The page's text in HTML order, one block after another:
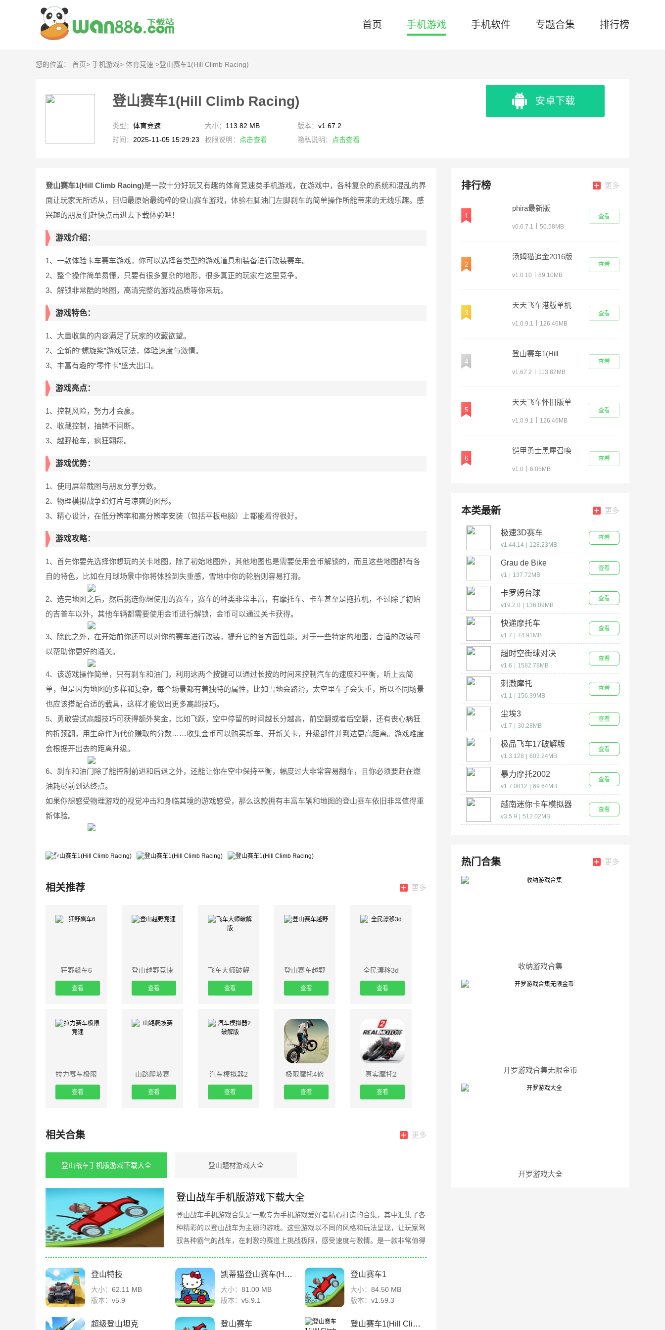
首页 手机游戏 手机软件 专题合集 排行榜
您的位置： 首页> 手机游戏> 体育竞速 >登山赛车1(Hill Climb Racing)
安卓下载
登山赛车1(Hill Climb Racing)
类型： 体育竞速 大小： 113.82 MB 版本： v1.67.2
时间： 2025-11-05 15:29:23 权限说明： 点击查看 隐私说明： 点击查看
登山赛车1(Hill Climb Racing)是一款十分好玩又有趣的体育竞速类手机游戏，在游戏中，各种复杂的系统和混乱的界
面让玩家无所适从，回归最原始最纯粹的登山赛车游戏，体验右脚油门左脚刹车的简单操作所能带来的无线乐趣。感
兴趣的朋友们赶快点击进去下载体验吧！
游戏介绍：
1、一款体验卡车赛车游戏，你可以选择各类型的游戏道具和装备进行改装赛车。
2、整个操作简单易懂，只要有很多复杂的地形，很多真正的玩家在这里竞争。
3、解锁非常酷的地图，高清完整的游戏品质等你来玩。
游戏特色：
1、大量收集的内容满足了玩家的收藏欲望。
2、全新的“螺旋桨”游戏玩法，体验速度与激情。
3、丰富有趣的“零件卡”盛大出口。
游戏亮点：
1、控制风险，努力才会赢。
2、收藏控制，抽牌不间断。
3、越野枪车，疯狂翱翔。
游戏优势：
1、使用屏幕截图与朋友分享分数。
2、物理模拟战争幻灯片与凉爽的图形。
3、精心设计，在低分辨率和高分辨率安装（包括平板电脑）上都能看得很好。
游戏攻略：
1、首先你要先选择你想玩的关卡地图，除了初始地图外，其他地图也是需要使用金币解锁的，而且这些地图都有各
自的特色，比如在月球场景中你将体验到失重感，雪地中你的轮胎则容易打滑。
2、选完地图之后，然后挑选你想使用的赛车，赛车的种类非常丰富，有摩托车、卡车甚至是拖拉机，不过除了初始
的吉普车以外，其他车辆都需要使用金币进行解锁，金币可以通过关卡获得。
3、除此之外，在开始前你还可以对你的赛车进行改装，提升它的各方面性能。对于一些特定的地图，合适的改装可
以帮助你更好的通关。
4、该游戏操作简单，只有刹车和油门，利用这两个按键可以通过长按的时间来控制汽车的速度和平衡，听上去简
单，但是因为地图的多样和复杂，每个场景都有着独特的属性，比如雪地会路滑，太空里车子会失重，所以不同场景
也应该搭配合适的载具，这样才能做出更多高超技巧。
5、勇敢尝试高超技巧可获得额外奖金，比如飞跃，空中停留的时间越长分越高，前空翻或者后空翻，还有丧心病狂
的折颈翻，用生命作为代价赚取的分数……收集金币可以购买新车、开新关卡，升级部件并到达更高距离。游戏难度
会根据开出去的距离升级。
6、刹车和油门除了能控制前进和后退之外，还能让你在空中保持平衡，幅度过大非常容易翻车，且你必须要赶在燃
油耗尽前到达终点。
如果你想感受物理游戏的视觉冲击和身临其境的游戏感受，那么这款拥有丰富车辆和地图的登山赛车依旧非常值得重
新体验。
相关推荐 更多
狂野飙车6
查看
登山越野竞速
查看
飞车大师破解
查看
登山赛车越野
查看
全民漂移3d
查看
拉力赛车极限
查看
山路爬坡赛
查看
汽车模拟器2
查看
极限摩托4修
查看
真实摩托2
查看
相关合集 更多
登山战车手机版游戏下载大全 登山题材游戏大全
登山战车手机版游戏下载大全
登山战车手机游戏合集是一款专为手机游戏爱好者精心打造的合集，其中汇集了各
种精彩的以登山战车为主题的游戏。这些游戏以不同的风格和玩法呈现，让玩家驾
驭各种霸气的战车，在刺激的赛道上挑战极限，感受速度与激情。是一款非常值得
登山特技
大小： 62.11 MB
版本： v5.9
凯蒂猫登山赛车(Hello Kitty Racing)
大小： 81.00 MB
版本： v5.9.1
登山赛车1
大小： 84.50 MB
版本： v1.59.3
超级登山坦克 登山赛车 登山赛车1(Hill Climb Racing)
排行榜 更多
1
phira最新版
v0.6.7.1 50.58MB
查看
2
汤姆猫追金2016版
v1.0.10 89.10MB
查看
3
天天飞车港版单机
v1.0.9.1 126.46MB
查看
4
登山赛车1(Hill
v1.67.2 113.82MB
查看
5
天天飞车怀旧版单
v1.0.9.1 126.46MB
查看
6
铠甲勇士黑犀召唤
v1.0 6.05MB
查看
本类最新 更多
极速3D赛车
v1.44.14 128.23MB
查看
Grau de Bike
v1 137.72MB
查看
卡罗姆台球
v19.2.0 136.09MB
查看
快递摩托车
v1.7 74.91MB
查看
超时空街球对决
v1.6 1582.78MB
查看
刺激摩托
v1.1 156.39MB
查看
尘埃3
v1.7 30.28MB
查看
极品飞车17破解版
v1.3.128 603.24MB
查看
暴力摩托2002
v1.7.0812 69.64MB
查看
越南迷你卡车模拟器
v3.5.9 512.02MB
查看
热门合集 更多
收纳游戏合集
开罗游戏合集无限金币
开罗游戏大全